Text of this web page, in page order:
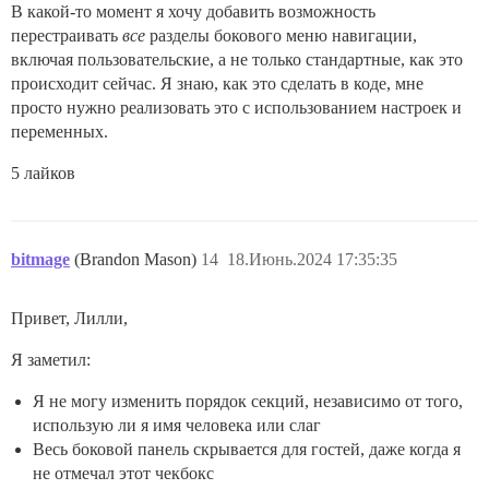
В какой-то момент я хочу добавить возможность
перестраивать все разделы бокового меню навигации,
включая пользовательские, а не только стандартные, как это
происходит сейчас. Я знаю, как это сделать в коде, мне
просто нужно реализовать это с использованием настроек и
переменных.
5 лайков
bitmage (Brandon Mason) 18.Июнь.2024 17:35:35
14
Привет, Лилли,
Я заметил:
Я не могу изменить порядок секций, независимо от того,
использую ли я имя человека или слаг
Весь боковой панель скрывается для гостей, даже когда я
не отмечал этот чекбокс